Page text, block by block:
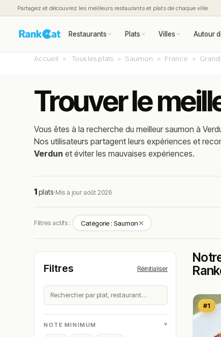
Partagez et découvrez les meilleurs restaurants et plats de chaque ville
Restaurants Plats Villes Autour
Accueil Tous les plats Saumon France Grand
Trouver le
Vous êtes à la recherche du meilleursaumon à
Nos utilisateurs partagent leurs expériences et
Verdun et éviter les mauvaises expériences.
1plats·Mis à jour août 2026
Filtres actifs : Catégorie : Saumon✕
Filtres Réinitialiser
NOTE MINIMUM ˅
#1